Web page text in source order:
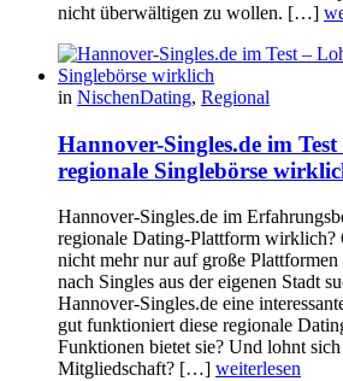
nicht überwältigen zu wollen. […]
in NischenDating, Regional
Hannover-Singles.de im
regionale Singlebörse
Hannover-Singles.de im
regionale Dating-Plattform wirklich?
nicht mehr nur auf große
nach Singles aus der eigenen Stadt
Hannover-Singles.de eine
gut funktioniert diese regionale
Funktionen bietet sie? Und lohnt
Mitgliedschaft? […] weiterlesen